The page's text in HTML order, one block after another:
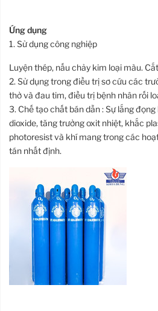
Ứng dụng
1. Sử dụng công nghiệp
Luyện thép, nấu chảy kim loại màu.
2. Sử dụng trong điều trị sơ cứu các
thở và đau tim, điều trị bệnh nhân rối
3. Chế tạo chất bán dẫn : Sự lắng
dioxide, tăng trưởng oxit nhiệt, khắc
photoresist và khí mang trong các
tán nhất định.